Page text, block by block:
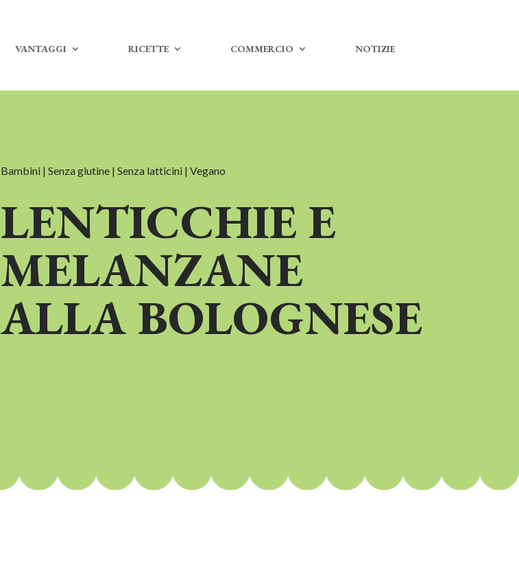
VANTAGGI RICETTE COMMERCIO
NOTIZIE
Bambini | Senza glutine | Senza latticini | Vegano
LENTICCHIE E
MELANZANE
ALLA BOLOGNESE